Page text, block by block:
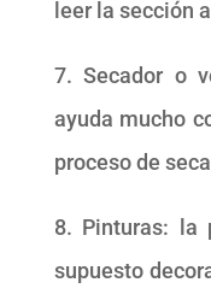
leer la sección
7. Secador o
ayuda mucho
proceso de
8. Pinturas: la
supuesto